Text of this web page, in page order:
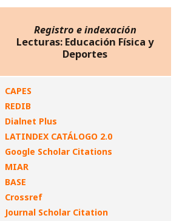
Registro e indexación
Lecturas: Educación Física y
Deportes
CAPES
REDIB
Dialnet Plus
LATINDEX CATÁLOGO 2.0
Google Scholar Citations
MIAR
BASE
Crossref
Journal Scholar Citation